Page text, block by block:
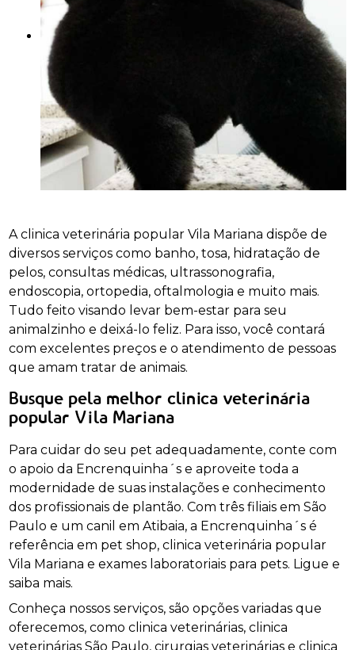
A clinica veterinária popular Vila Mariana dispõe de
diversos serviços como banho, tosa, hidratação de
pelos, consultas médicas, ultrassonografia,
endoscopia, ortopedia, oftalmologia e muito mais.
Tudo feito visando levar bem-estar para seu
animalzinho e deixá-lo feliz. Para isso, você contará
com excelentes preços e o atendimento de pessoas
que amam tratar de animais.
Busque pela melhor clinica veterinária
popular Vila Mariana
Para cuidar do seu pet adequadamente, conte com
o apoio da Encrenquinha´s e aproveite toda a
modernidade de suas instalações e conhecimento
dos profissionais de plantão. Com três filiais em São
Paulo e um canil em Atibaia, a Encrenquinha´s é
referência em pet shop, clinica veterinária popular
Vila Mariana e exames laboratoriais para pets. Ligue e
saiba mais.
Conheça nossos serviços, são opções variadas que
oferecemos, como clinica veterinárias, clinica
veterinárias São Paulo, cirurgias veterinárias e clinica